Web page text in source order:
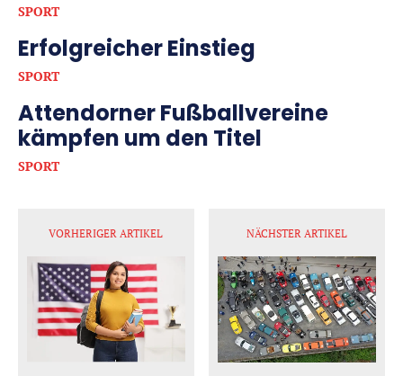
SPORT
Erfolgreicher Einstieg
SPORT
Attendorner Fußballvereine
kämpfen um den Titel
SPORT
VORHERIGER ARTIKEL NÄCHSTER ARTIKEL